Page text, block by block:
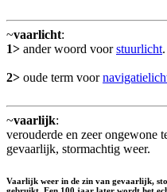
~vaarlicht:
1> ander woord voorstuurlicht.
2> oude term voor
~vaarlijk:
verouderde en zeer ongewone
gevaarlijk, stormachtig weer.
Vaarlijk weer in de zin van gevaarlijk,